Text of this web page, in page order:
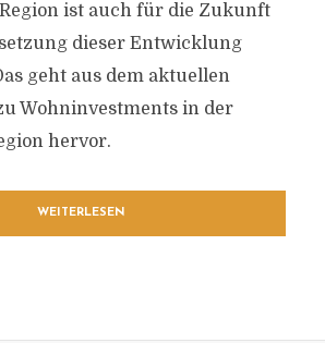
ist auch für die Zukunft
dieser Entwicklung
geht aus dem aktuellen
Wohninvestments in der
hervor.
WEITERLESEN